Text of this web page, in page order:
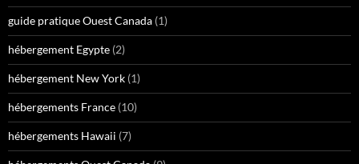
guide pratique Ouest Canada (1)
hébergement Egypte (2)
hébergement New York (1)
hébergements France (10)
hébergements Hawaii (7)